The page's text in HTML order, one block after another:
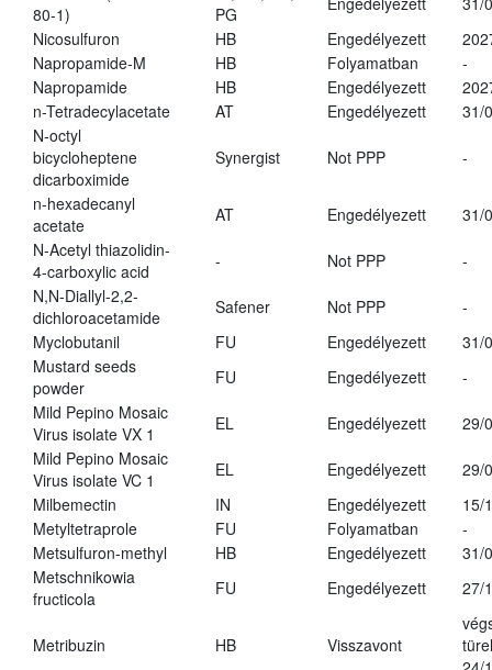
80-1)
PG
Nicosulfuron
HB Engedélyezett
Napropamide-M
HB Folyamatban
-
Napropamide
HB Engedélyezett
n-Tetradecylacetate
AT Engedélyezett
31/
N-octyl
bicycloheptene
dicarboximide
Synergist Not PPP -
n-hexadecanyl
acetate
AT Engedélyezett
31/
N-Acetyl thiazolidin-
4-carboxylic acid
- Not PPP
-
N,N-Diallyl-2,2-
dichloroacetamide
Safener Not PPP
-
Myclobutanil
FU Engedélyezett
31/
Mustard seeds
powder
FU Engedélyezett
-
Mild Pepino Mosaic
Virus isolate VX 1
EL Engedélyezett
29/
Mild Pepino Mosaic
Virus isolate VC 1
EL Engedélyezett
29/
Milbemectin
IN Engedélyezett
15/
Metyltetraprole
FU Folyamatban
-
Metsulfuron-methyl
HB Engedélyezett
31/
Metschnikowia
fructicola
FU Engedélyezett 27/
Metribuzin HB Visszavont